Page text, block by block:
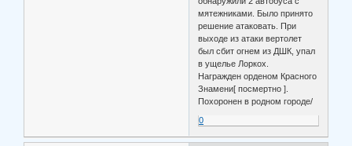
мятежниками. Было принято
решение атаковать. При
выходе из атаки вертолет
был сбит огнем из ДШК, упал
в ущелье Лоркох.
Награжден орденом Красного
Знамени[ посмертно ].
Похоронен в родном городе/
0